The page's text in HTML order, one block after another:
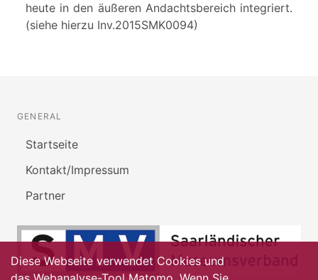
heute in den äußeren Andachtsbereich integriert.
(siehe hierzu Inv.2015SMK0094)
GENERAL
Startseite
Kontakt/Impressum
Partner
Diese Webseite verwendet Cookies und